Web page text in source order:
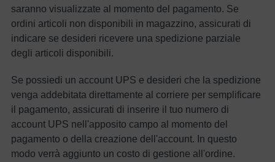
saranno visualizzate al momento del pagamento. Se
ordini articoli non disponibili in magazzino, assicurati di
indicare se desideri ricevere una spedizione parziale
degli articoli disponibili.
Se possiedi un account UPS e desideri che la spedizione
venga addebitata direttamente al corriere per semplificare
il pagamento, assicurati di inserire il tuo numero di
account UPS nell'apposito campo al momento del
pagamento o della creazione dell'account. In questo
modo verrà aggiunto un costo di gestione all'ordine.